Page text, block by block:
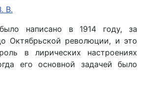
В.
написано в 1914 году, за
Октябрьской революции, и это
в лирических настроениях
его основной задачей было